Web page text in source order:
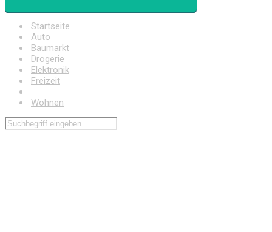
Startseite
Auto
Baumarkt
Drogerie
Elektronik
Freizeit
Wohnen